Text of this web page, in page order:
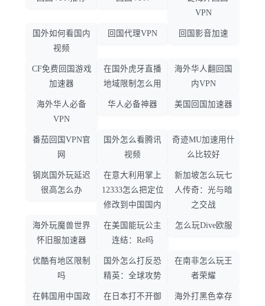
VPN
国外如何看国内
视频
回国代理VPN 回国影音加速
CF免费回国游戏
加速器
在国外虎牙直播
地域限制怎么用
海外华人翻回国
内VPN
海外华人必备
VPN
华人必备神器 美国回国加速器
番茄回国VPN官
网
国外怎么看腾讯
视频
奇迹MU加速用什
么比较好
钢岚国外玩延迟
很高怎么办
在意大利用掌上
12333怎么把定位
修改到中国国内
新加坡怎么玩七
人传奇：光与暗
之交战
海外玩魔兽世界
怀旧服加速器
在美国能玩公主
连结：Re吗
怎么玩Dive欧服
优酷有地区限制
吗
国外怎么打反恐
精英：全球攻势
在南非怎么玩王
者荣耀
在韩国用中国政
在日本打不开御
海外打黑色幸存